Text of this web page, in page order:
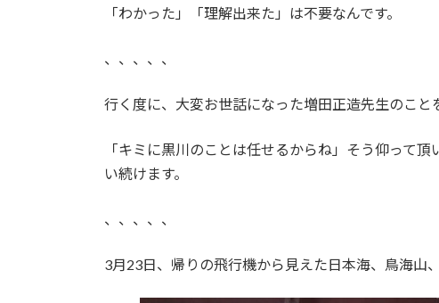
「わかった」「理解出来た」は不要なんです。
、、、、、
行く度に、大変お世話になった増田正造先生のこと
「キミに黒川のことは任せるからね」そう仰って
い続けます。
、、、、、
3月23日、帰りの飛行機から見えた日本海、鳥海山